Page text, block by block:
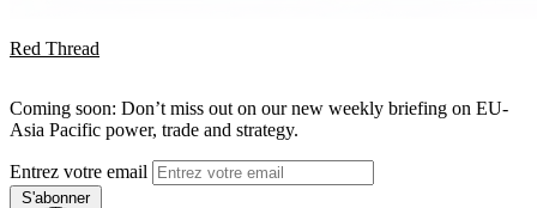
Red Thread
Coming soon: Don’t miss out on our new weekly briefing on EU-
Asia Pacific power, trade and strategy.
Entrez votre email
S'abonner